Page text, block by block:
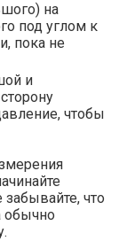
на
под углом к
пока не
и
чтобы
забывайте, что
обычно